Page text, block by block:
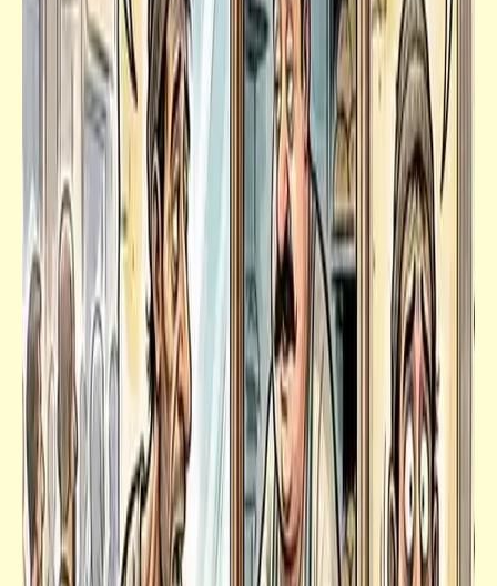
مذكرات
تعرّف على أحدث الأوضاع الجديدة | العلم
الحديث وتأثيره على المفاهيم القديمة
كلمة ونص
خواطر روحانية حول الأنشودة الدينية "إلعب